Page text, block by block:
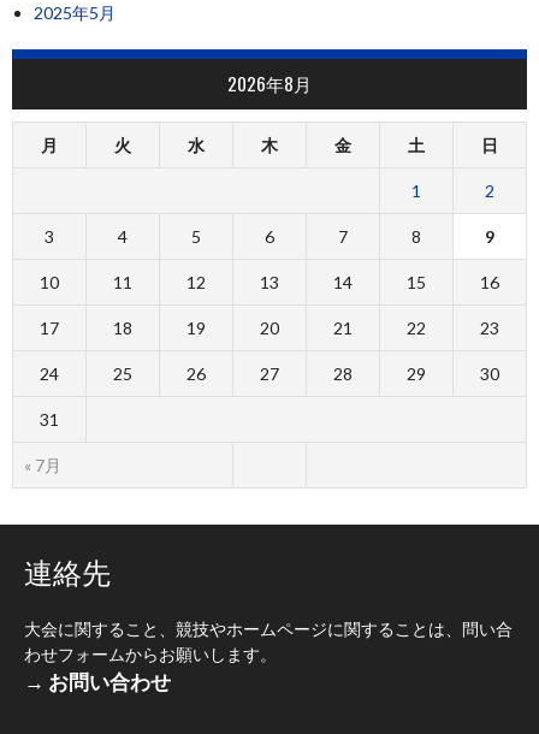
2025年5月
2026年8月
月 火 水 木 金 土 日
« 7月
1 2
3 4 5 6 7 8 9
10 11 12 13 14 15 16
17 18 19 20 21 22 23
24 25 26 27 28 29 30
31
連絡先
大会に関すること、競技やホームページに関することは、問い合
わせフォームからお願いします。
→ お問い合わせ